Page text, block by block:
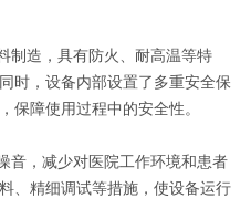
造，具有防火、耐高温等特
时，设备内部设置了多重安全保
保障使用过程中的安全性。
，减少对医院工作环境和患者
、精细调试等措施，使设备运行